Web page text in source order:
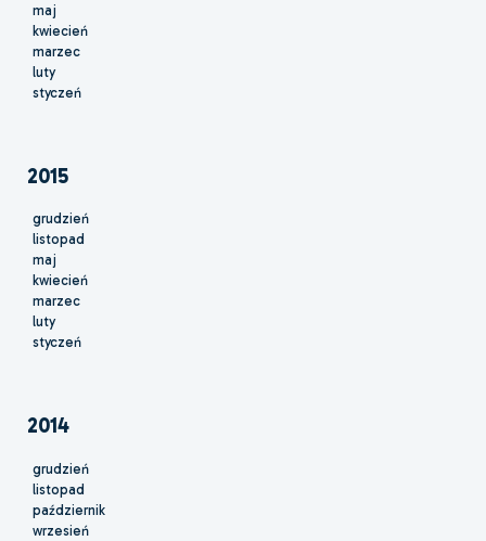
maj
kwiecień
marzec
luty
styczeń
2015
grudzień
listopad
maj
kwiecień
marzec
luty
styczeń
2014
grudzień
listopad
październik
wrzesień